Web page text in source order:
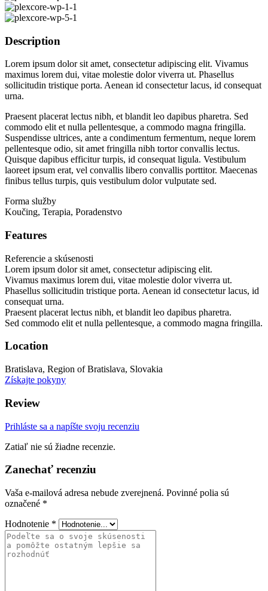
Description
Lorem ipsum dolor sit amet, consectetur adipiscing elit. Vivamus
maximus lorem dui, vitae molestie dolor viverra ut. Phasellus
sollicitudin tristique porta. Aenean id consectetur lacus, id consequat
urna.
Praesent placerat lectus nibh, et blandit leo dapibus pharetra. Sed
commodo elit et nulla pellentesque, a commodo magna fringilla.
Suspendisse ultrices, ante a condimentum fermentum, neque lorem
pellentesque odio, sit amet fringilla nibh tortor convallis lectus.
Quisque dapibus efficitur turpis, id consequat ligula. Vestibulum
laoreet ipsum erat, vel convallis libero convallis porttitor. Maecenas
finibus tellus turpis, quis vestibulum dolor vulputate sed.
Forma služby
Koučing, Terapia, Poradenstvo
Features
Referencie a skúsenosti
Lorem ipsum dolor sit amet, consectetur adipiscing elit.
Vivamus maximus lorem dui, vitae molestie dolor viverra ut.
Phasellus sollicitudin tristique porta. Aenean id consectetur lacus, id
consequat urna.
Praesent placerat lectus nibh, et blandit leo dapibus pharetra.
Sed commodo elit et nulla pellentesque, a commodo magna fringilla.
Location
Bratislava, Region of Bratislava, Slovakia
Získajte pokyny
Review
Prihláste sa a napíšte svoju recenziu
Zatiaľ nie sú žiadne recenzie.
Zanechať recenziu
Vaša e-mailová adresa nebude zverejnená. Povinné polia sú
označené *
Hodnotenie *